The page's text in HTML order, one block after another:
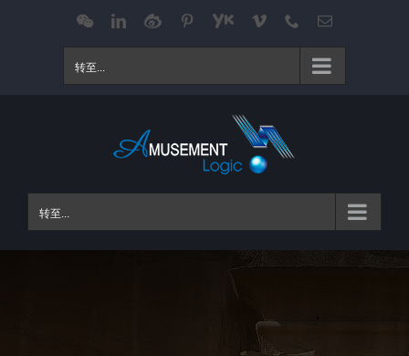
WeChatLinkedIn
Weibo Pinterest
Youku Vimeo Phone电
转至...
转至...